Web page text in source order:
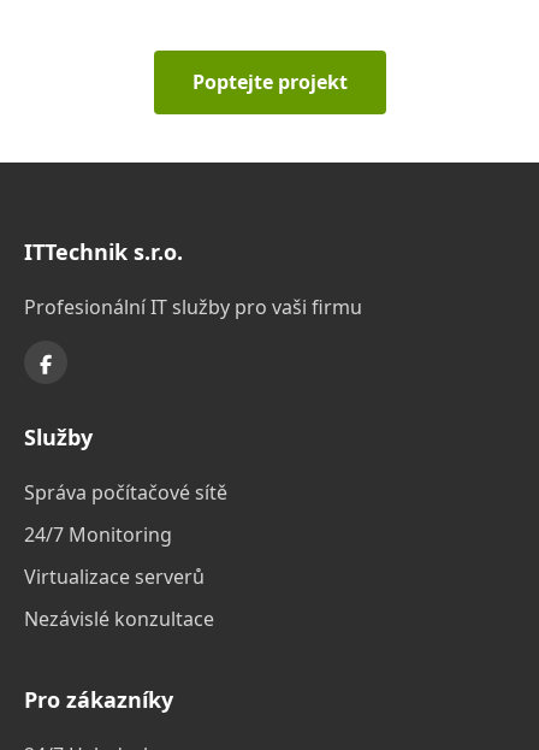
Poptejte projekt
ITTechnik s.r.o.
Profesionální IT služby pro vaši firmu
Služby
Správa počítačové sítě
24/7 Monitoring
Virtualizace serverů
Nezávislé konzultace
Pro zákazníky